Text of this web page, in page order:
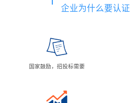
企业为什么要认证
国家鼓励，招投标需要